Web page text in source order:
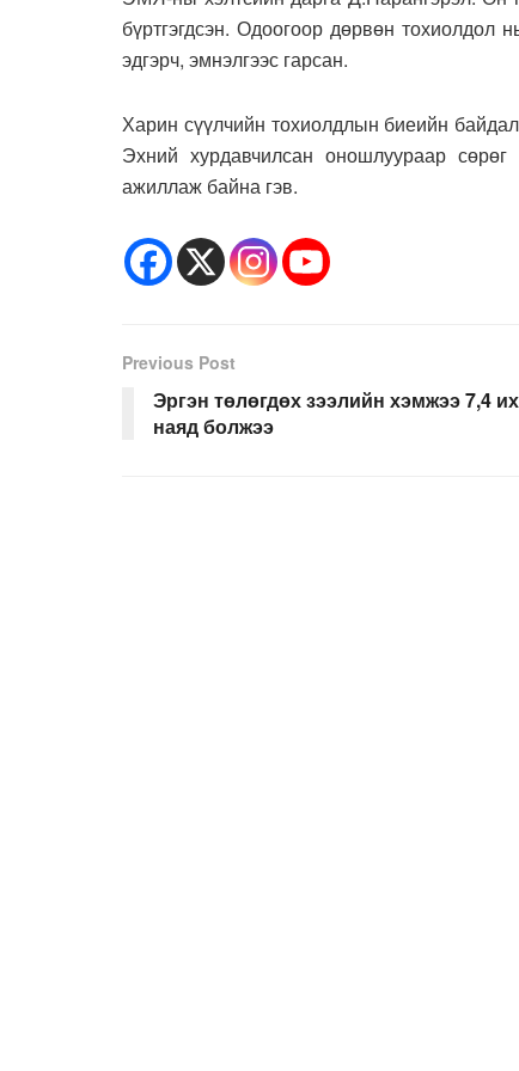
бүртгэгдсэн. Одоогоор дөрвөн тохиолдол
эдгэрч, эмнэлгээс гарсан.
Харин сүүлчийн тохиолдлын биеийн
Эхний хурдавчилсан оношлуураар
ажиллаж байна гэв.
Previous Post
Эргэн төлөгдөх зээлийн хэмжээ 7,4 их
наяд болжээ